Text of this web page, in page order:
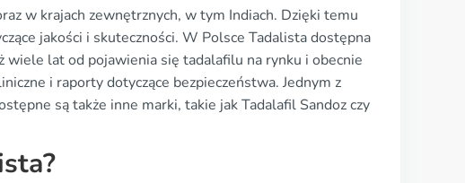
w krajach zewnętrznych, w tym Indiach. Dzięki temu
jakości i skuteczności. W Polsce Tadalista dostępna
wiele lat od pojawienia się tadalafilu na rynku i obecnie
i raporty dotyczące bezpieczeństwa. Jednym z
są także inne marki, takie jak Tadalafil Sandoz czy